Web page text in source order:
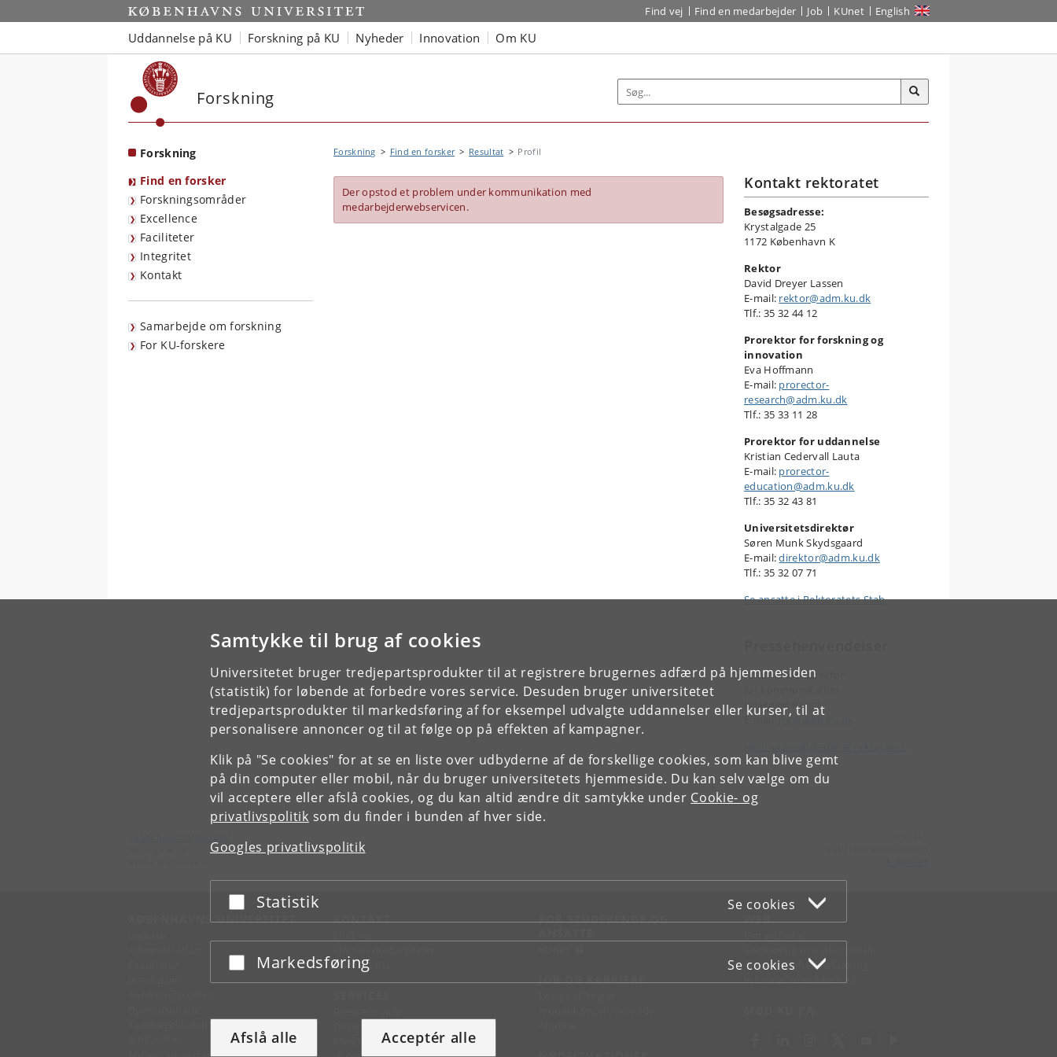
Samtykke til brug af cookies
Universitetet bruger tredjepartsprodukter til at registrere brugernes adfærd på hjemmesiden
(statistik) for løbende at forbedre vores service. Desuden bruger universitetet
tredjepartsprodukter til markedsføring af for eksempel udvalgte uddannelser eller kurser, til at
personalisere annoncer og til at følge op på effekten af kampagner.
Klik på "Se cookies" for at se en liste over udbyderne af de forskellige cookies, som kan blive gemt
på din computer eller mobil, når du bruger universitetets hjemmeside. Du kan selv vælge om du
vil acceptere eller afslå cookies, og du kan altid ændre dit samtykke under Cookie- og
privatlivspolitik som du finder i bunden af hver side.
Googles privatlivspolitik
Acceptér eller afslå
Statistik Se cookies
Acceptér eller afslå
Markedsføring Se cookies
Afslå alle Acceptér alle
Start Find vej Find en medarbejder Job KUnet English
Uddannelse på KU Forskning på KU Nyheder Innovation Om KU
Forskning
Forskning
Find en forsker
Forskningsområder
Excellence
Faciliteter
Integritet
Kontakt
Samarbejde om forskning
For KU-forskere
Forskning Find en forsker Resultat Profil
Der opstod et problem under kommunikation med
medarbejderwebservicen.
Kontakt rektoratet
Besøgsadresse:
Krystalgade 25
1172 København K
Rektor
David Dreyer Lassen
E-mail: rektor@adm.ku.dk
Tlf.: 35 32 44 12
Prorektor for forskning og
innovation
Eva Hoffmann
E-mail: prorector-
research@adm.ku.dk
Tlf.: 35 33 11 28
Prorektor for uddannelse
Kristian Cedervall Lauta
E-mail: prorector-
education@adm.ku.dk
Tlf.: 35 32 43 81
Universitetsdirektør
Søren Munk Skydsgaard
E-mail:direktor@adm.ku.dk
Tlf.: 35 32 07 71
Se ansatte i Rektoratets Stab
Kontakt vicedirektør
Jes Højen Razga
E-mail:jhr@adm.ku.dk
KØBENHAVNS UNIVERSITET KONTAKT
Kontakt KU
Merchandise
FOR STUDERENDE OG
JOB OG KARRIERE
WEB
Tilgængelighedserklæring
Informationssikkerhed